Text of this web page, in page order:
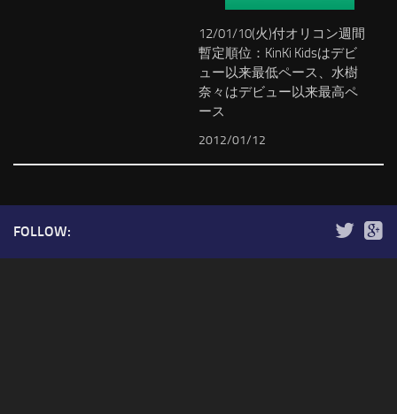
12/01/10(火)付オリコン週間
暫定順位：KinKi Kidsはデビ
ュー以来最低ペース、水樹
奈々はデビュー以来最高ペ
ース
2012/01/12
FOLLOW: